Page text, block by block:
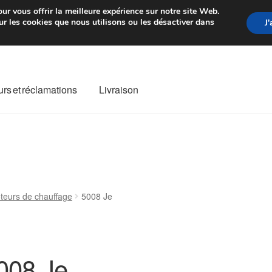
de 7 EUR Du lundi au
et réclamations Livraison
de chauffage 5008 Je
vous offrir la meilleure expérience sur notre site Web.
les cookies que nous utilisons ou les désactiver dans